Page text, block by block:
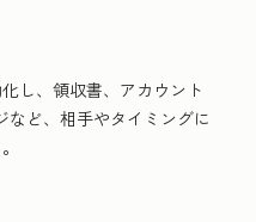
し、領収書、アカウント
など、相手やタイミングに